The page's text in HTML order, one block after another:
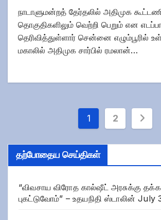
நாடாளுமன்றத் தேர்தலில் அதிமுக
தொகுதிகளிலும் வெற்றி பெறும் என
தெரிவித்துள்ளார் சென்னை எழும்பூரில்
மகாலில் அதிமுக சார்பில் ரமலான்…
Posts
pagination
1 2
தற்போதைய செய்திகள்
“விவசாய விரோத கால்ஷீட் அரசுக்கு
புகட்டுவோம்” – உதயநிதி ஸ்டாலின் July